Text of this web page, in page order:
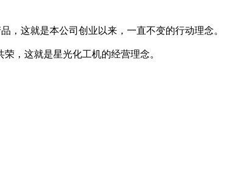
，这就是本公司创业以来，一直不变的行动理念。
，这就是星光化工机的经营理念。